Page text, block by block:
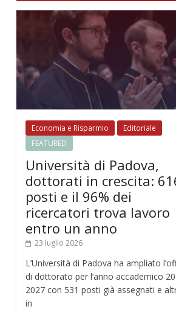
Economia e Risparmio
Editoriale
FEATURED
Università di Padova,
dottorati in crescita:
posti e il 96% dei
ricercatori trova lavoro
entro un anno
23 luglio 2026
L’Università di Padova ha ampliato
di dottorato per l’anno accademico
2027 con 531 posti già assegnati e
in